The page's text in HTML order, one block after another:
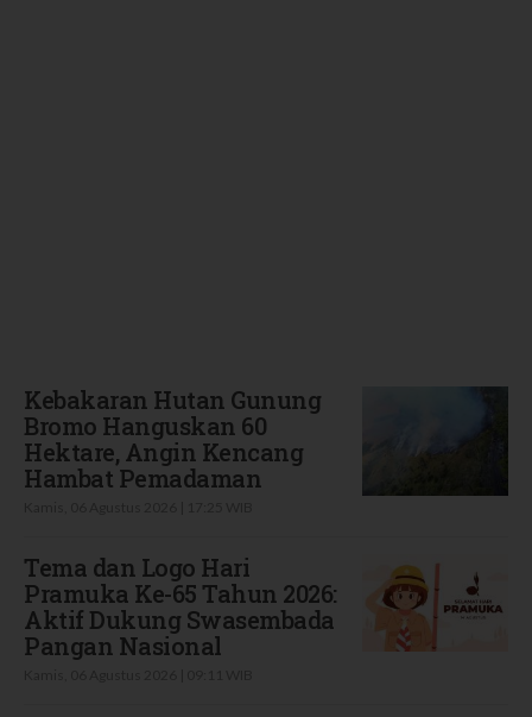
Kebakaran Hutan Gunung
Bromo Hanguskan 60
Hektare, Angin Kencang
Hambat Pemadaman
Tema dan Logo Hari
Pramuka Ke-65 Tahun 2026:
Aktif Dukung Swasembada
Pangan Nasional